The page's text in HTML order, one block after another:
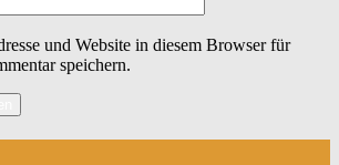
und Website in diesem Browser für
speichern.